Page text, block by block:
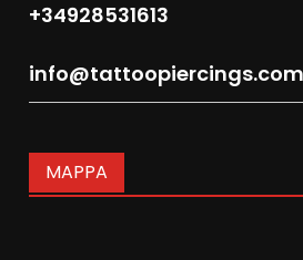
+34928531613
info@tattoopiercings.com
MAPPA